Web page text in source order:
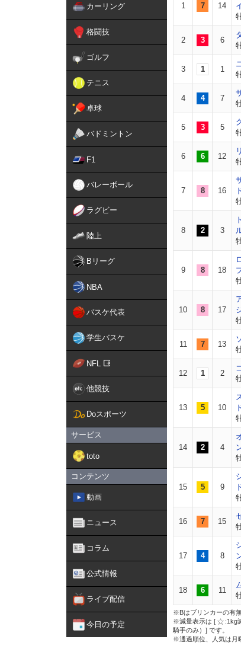
カーリング
格闘技
ゴルフ
テニス
卓球
バドミントン
F1
バレーボール
ラグビー
陸上
Bリーグ
NBA
バスケ代表
学生バスケ
NFL
他競技
Doスポーツ
サービス
toto
コンテンツ
動画
ニュース
コラム
公式情報
ライブ配信
今日の予定
1 7 14
2 3 6
3 1 1
4 4 7
5 3 5
6 6 12
7 8 16
8 2 3
9 8 18
10 8 17
11 7 13
12 1 2
13 5 10
14 2 4
15 5 9
16 7 15
17 4 8
18 6 11
※Bはブリンカーの有
※減量表示は [
:1kg
騎手のみ）] です。
※通過順位、人気は月